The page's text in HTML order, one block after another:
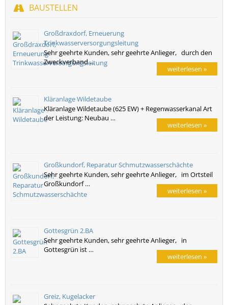
BAUSTELLEN
Großdraxdorf, Erneuerung
Trinkwasserversorgungsleitung
Sehr geehrte Kunden, sehr geehrte Anlieger, durch den
Zweckverband …
weiterlesen »
Kläranlage Wildetaube
Kläranlage Wildetaube (625 EW) + Regenwasserkanal Art
der Leistung: Neubau …
weiterlesen »
Großkundorf, Reparatur Schmutzwasserschächte
Sehr geehrte Kunden, sehr geehrte Anlieger, im Ortsteil
Großkundorf …
weiterlesen »
Gottesgrün 2.BA
Sehr geehrte Kunden, sehr geehrte Anlieger, in
Gottesgrün ist …
weiterlesen »
Greiz, Kugelacker